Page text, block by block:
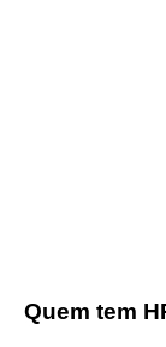
Quem tem